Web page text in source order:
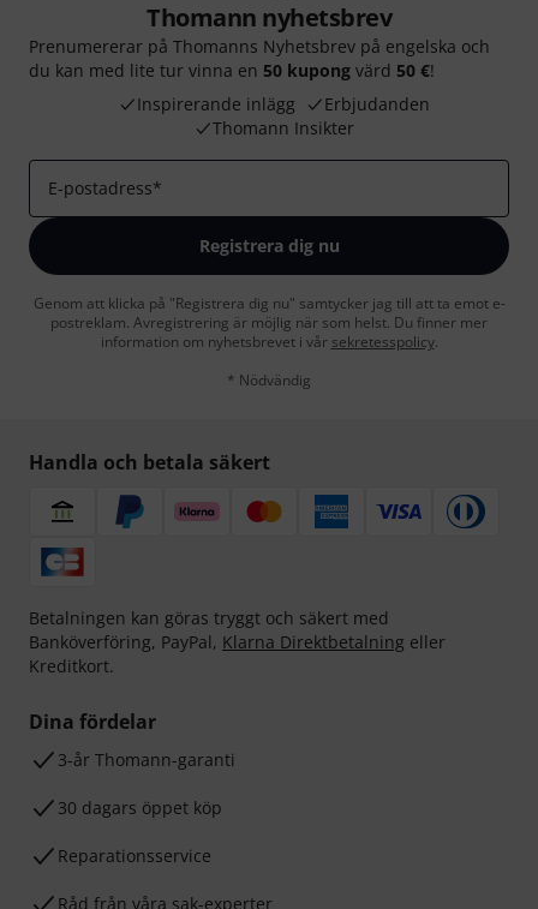
Thomann nyhetsbrev
Prenumererar på Thomanns Nyhetsbrev på engelska och
du kan med lite tur vinna en 50 kupong värd 50 €!
Inspirerande inlägg
Erbjudanden
Thomann Insikter
E-postadress*
Registrera dig nu
Genom att klicka på "Registrera dig nu" samtycker jag till att ta emot e-
postreklam. Avregistrering är möjlig när som helst. Du finner mer
information om nyhetsbrevet i vår sekretesspolicy.
* Nödvändig
Handla och betala säkert
Betalningen kan göras tryggt och säkert med
Banköverföring, PayPal, Klarna Direktbetalning eller
Kreditkort.
Dina fördelar
3-år Thomann-garanti
30 dagars öppet köp
Reparationsservice
Råd från våra sak-experter